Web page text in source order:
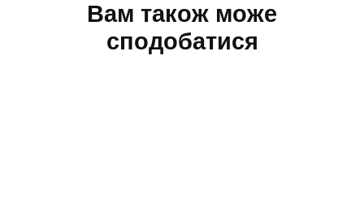
Вам також може
сподобатися